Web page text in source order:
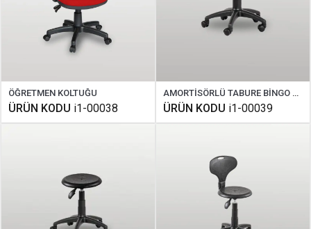
ÖĞRETMEN KOLTUĞU
ÜRÜN KODU i1-00038
AMORTİSÖRLÜ TABURE BİNGO AYAKLI
ÜRÜN KODU i1-00039